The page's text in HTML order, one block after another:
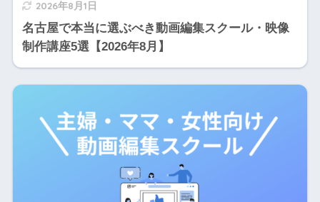
2026年8月1日
名古屋で本当に選ぶべき動画編集スクール・映像
制作講座5選【2026年8月】